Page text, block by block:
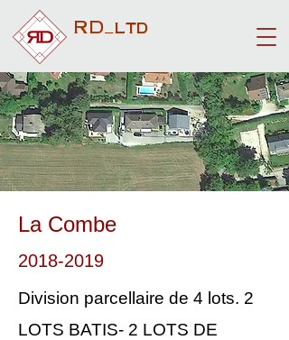
RD_ltd
La Combe
2018-2019
Division parcellaire de 4 lots. 2
LOTS BATIS- 2 LOTS DE